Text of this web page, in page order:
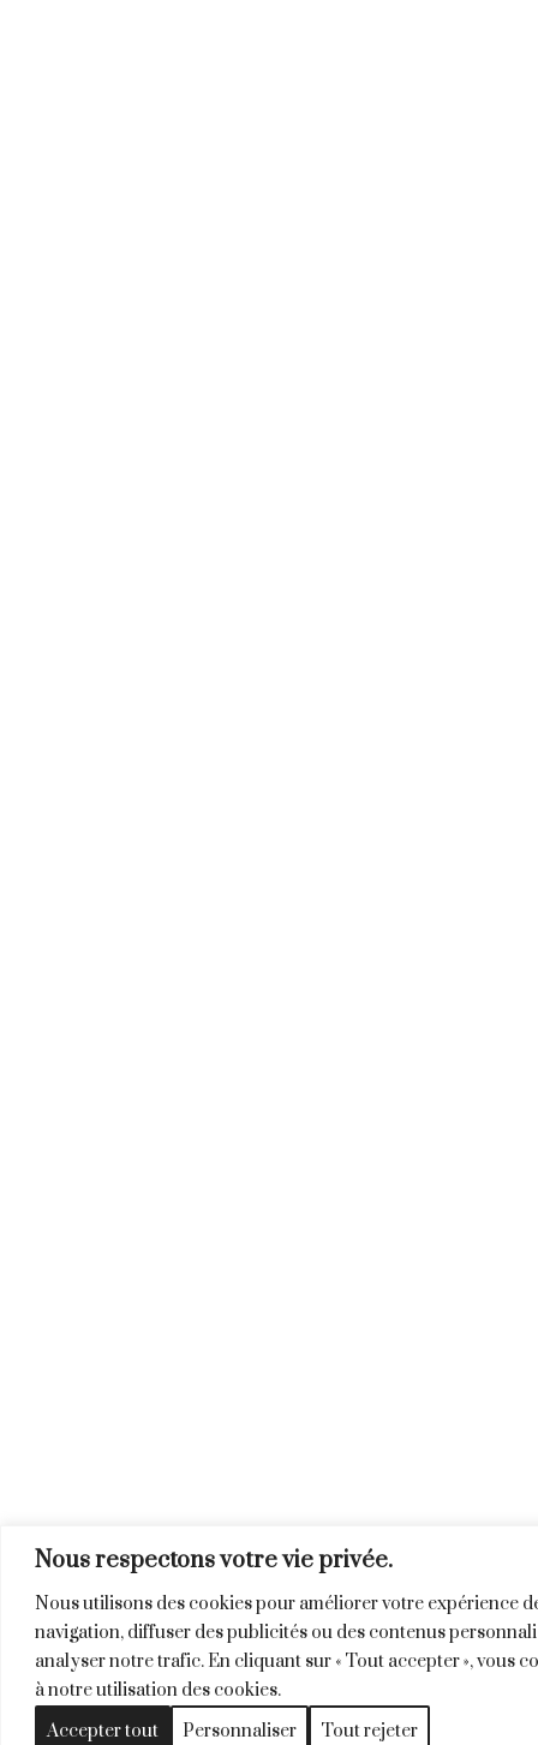
Nous respectons votre vie privée.
Nous utilisons des cookies pour améliorer votre expérience
navigation, diffuser des publicités ou des contenus
analyser notre trafic. En cliquant sur « Tout accepter », vous
à notre utilisation des cookies.
Personnaliser
Tout rejeter
Accepter tout